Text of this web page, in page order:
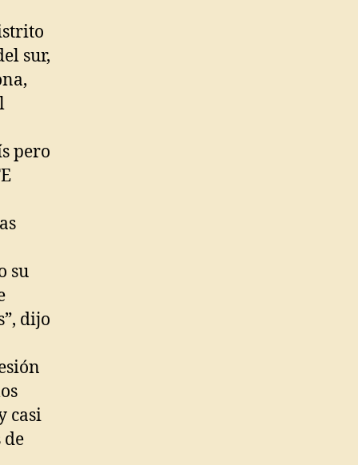
sur,
pero
su
dijo
casi
de